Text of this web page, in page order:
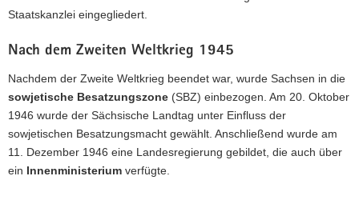
Staatskanzlei eingegliedert.
Nach dem Zweiten Weltkrieg 1945
Nachdem der Zweite Weltkrieg beendet war, wurde Sachsen in die
sowjetische Besatzungszone (SBZ) einbezogen. Am 20. Oktober
1946 wurde der Sächsische Landtag unter Einfluss der
sowjetischen Besatzungsmacht gewählt. Anschließend wurde am
11. Dezember 1946 eine Landesregierung gebildet, die auch über
ein Innenministerium verfügte.